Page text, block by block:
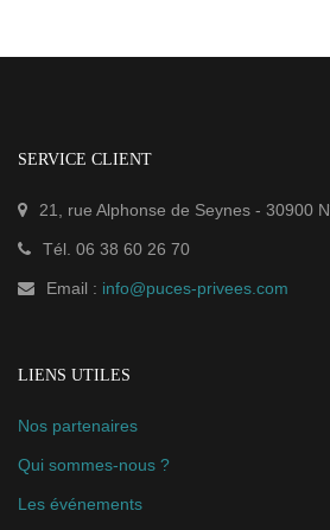
SERVICE CLIENT
21, rue Alphonse de Seynes - 30900
Tél. 06 38 60 26 70
Email : info@puces-privees.com
LIENS UTILES
Nos partenaires
Qui sommes-nous ?
Les événements